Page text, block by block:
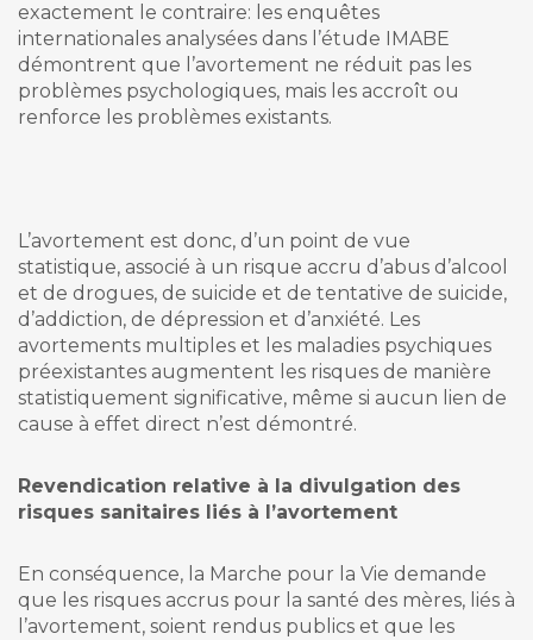
exactement le contraire: les enquêtes
internationales analysées dans l’étude IMABE
démontrent que l’avortement ne réduit pas les
problèmes psychologiques, mais les accroît ou
renforce les problèmes existants.
L’avortement est donc, d’un point de vue
statistique, associé à un risque accru d’abus d’alcool
et de drogues, de suicide et de tentative de suicide,
d’addiction, de dépression et d’anxiété. Les
avortements multiples et les maladies psychiques
préexistantes augmentent les risques de manière
statistiquement significative, même si aucun lien de
cause à effet direct n’est démontré.
Revendication relative à la divulgation des
risques sanitaires liés à l’avortement
En conséquence, la Marche pour la Vie demande
que les risques accrus pour la santé des mères, liés à
l’avortement, soient rendus publics et que les